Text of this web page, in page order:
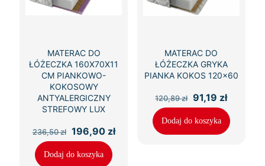
MATERAC DO
ŁÓŻECZKA 160X70X11
CM PIANKOWO-
KOKOSOWY
ANTYALERGICZNY
STREFOWY LUX
236,50zł
Pierwotna
cena
wynosiła:
236,50 zł.
196,90 złAktualna
Dodaj do koszyka
MATERAC DO
ŁÓŻECZKA GRYKA
PIANKA KOKOS 120×60
120,89zł Pierwotna
cena
wynosiła:
120,89 zł.
91,19 zł
wynosi:
91,19 zł.
Dodaj do koszyka